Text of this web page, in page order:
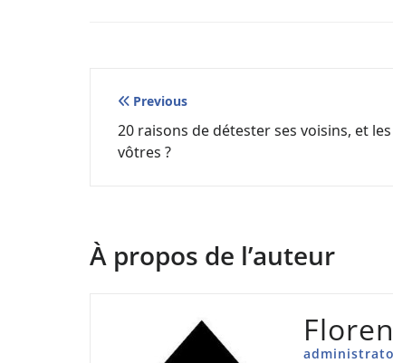
Navigation
de
Previous
20 raisons de détester ses voisins, et les
vôtres ?
À propos de l’auteur